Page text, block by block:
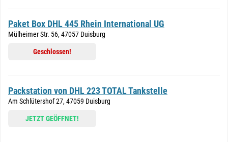
Paket Box DHL 445 Rhein International UG
Mülheimer Str. 56, 47057 Duisburg
Geschlossen!
Packstation von DHL 223 TOTAL Tankstelle
Am Schlütershof 27, 47059 Duisburg
JETZT GEÖFFNET!